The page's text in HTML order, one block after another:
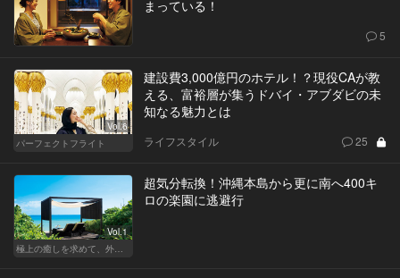
まっている！
5
Vol.6
パーフェクトフライト
建設費3,000億円のホテル！？現役CAが教
える、富裕層が集うドバイ・アブダビの未
知なる魅力とは
ライフスタイル 25
Vol.1
極上の癒しを求めて、外さない日本の名宿
超気分転換！沖縄本島から更に南へ400キ
ロの楽園に逃避行